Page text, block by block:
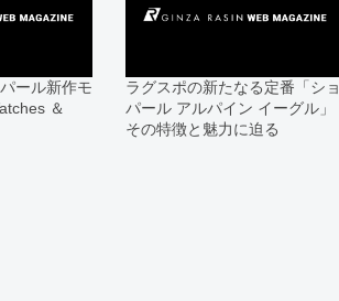
ール新作モ
＆
ラグスポの新たなる定番「ショ
パール アルパイン イーグル」
その特徴と魅力に迫る